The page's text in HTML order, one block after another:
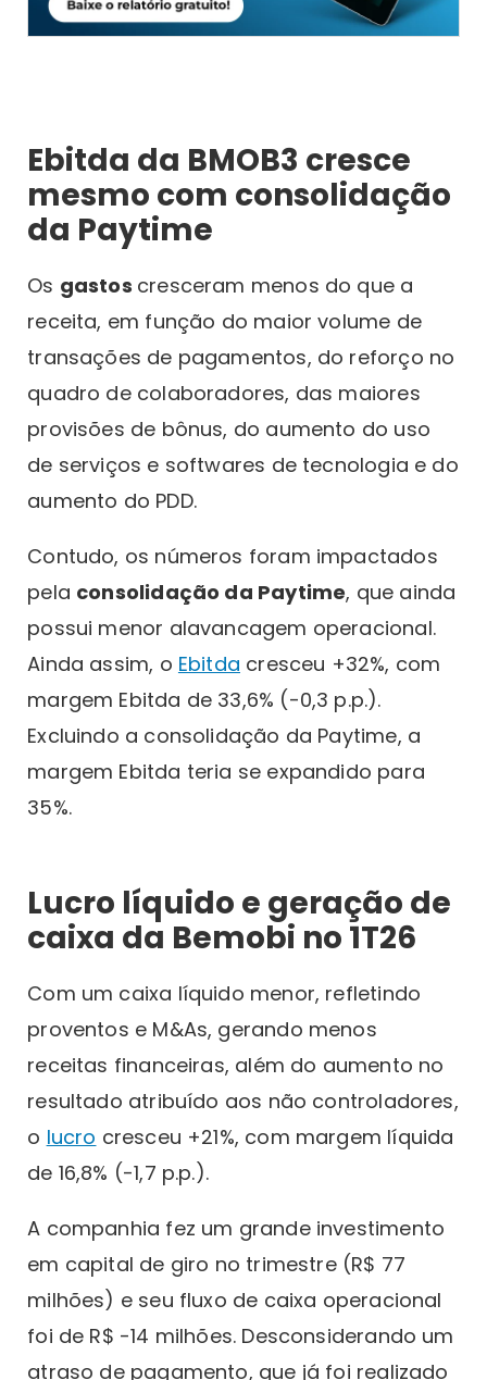
Ebitda da BMOB3 cresce
mesmo com consolidação
da Paytime
Os gastos cresceram menos do que a
receita, em função do maior volume de
transações de pagamentos, do reforço no
quadro de colaboradores, das maiores
provisões de bônus, do aumento do uso
de serviços e softwares de tecnologia e do
aumento do PDD.
Contudo, os números foram impactados
pela consolidação da Paytime, que ainda
possui menor alavancagem operacional.
Ainda assim, o Ebitda cresceu +32%, com
margem Ebitda de 33,6% (-0,3 p.p.).
Excluindo a consolidação da Paytime, a
margem Ebitda teria se expandido para
35%.
Lucro líquido e geração de
caixa da Bemobi no 1T26
Com um caixa líquido menor, refletindo
proventos e M&As, gerando menos
receitas financeiras, além do aumento no
resultado atribuído aos não controladores,
o lucro cresceu +21%, com margem líquida
de 16,8% (-1,7 p.p.).
A companhia fez um grande investimento
em capital de giro no trimestre (R$ 77
milhões) e seu fluxo de caixa operacional
foi de R$ -14 milhões. Desconsiderando um
atraso de pagamento, que já foi realizado